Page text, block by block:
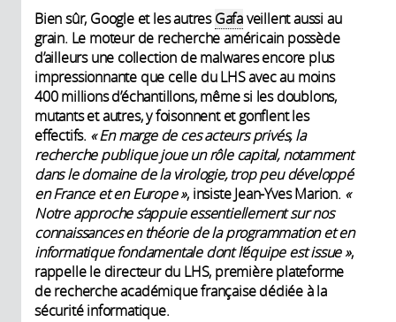
Bien sûr, Google et les autresGafaveillent aussi au
grain. Le moteur de recherche américain possède
d’ailleurs une collection de malwares encore plus
impressionnante que celle du LHS avec au moins
400 millions d’échantillons, même si les doublons,
mutants et autres, y foisonnent et gonflent les
effectifs. « En marge de ces acteurs privés, la
recherche publique joue un rôle capital, notamment
dans le domaine de la virologie, trop peu développé
en France et en Europe», insiste Jean-Yves Marion. «
Notre approche s‘appuie essentiellement sur nos
connaissances en théorie de la programmation et en
informatique fondamentale dont l‘équipe est issue »,
rappelle le directeur du LHS, première plateforme
de recherche académique française dédiée à la
sécurité informatique.